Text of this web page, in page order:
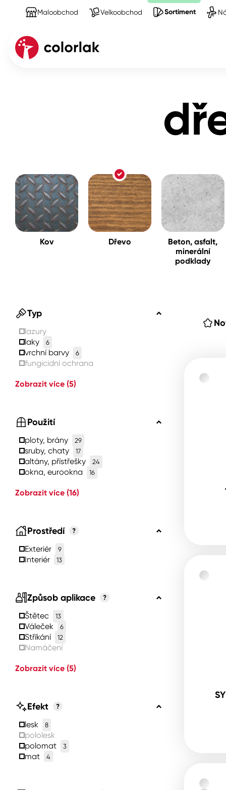
Maloobchod Velkoobchod Sortiment
Plast, sklo, keramika
Stěny
Fasády
Kov Dřevo
Beton, asfalt,
minerální
podklady
Typ
lazury
laky
6
vrchní barvy 6
fungicidní ochrana
Zobrazit více (5)
Použití
ploty, brány 29
sruby, chaty 17
altány, přístřešky 24
okna, eurookna 16
Zobrazit více (16)
Prostředí ?
Exteriér 9
Interiér 13
Způsob aplikace ?
Štětec 13
Váleček 6
Stříkání 12
Namáčení
Zobrazit více (5)
Efekt ?
lesk 8
pololesk
polomat
3
mat 4